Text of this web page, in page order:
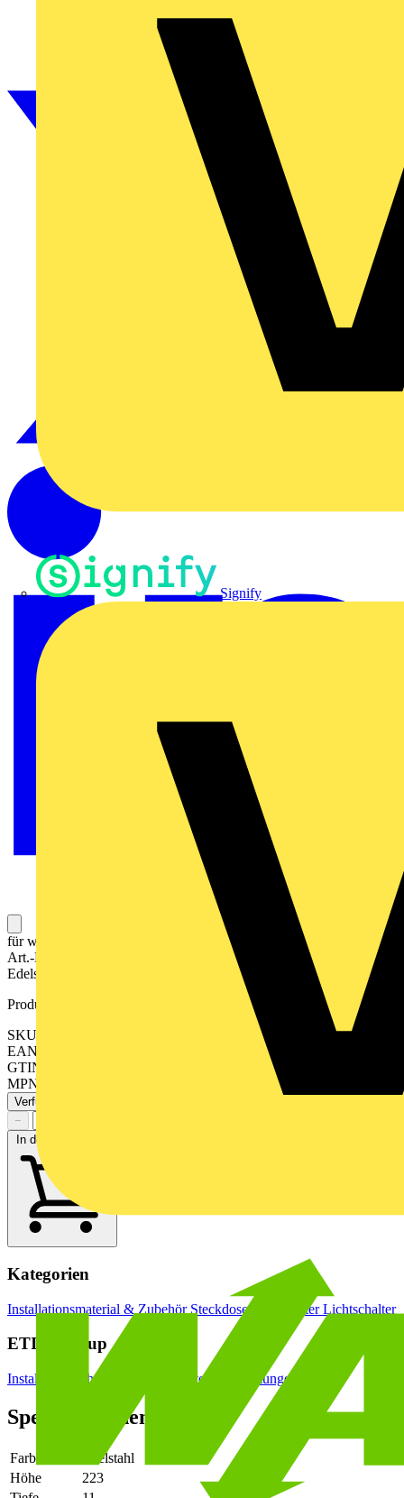
Signify
für waagerechte und senkrechte Kombination Mit Dichtungsflansch
Art.-Nr.: 551 WU ist der Schutzgrad IP44 gewährleistet. Material:
Edelstahl 1.4303 X4 CrNi 18-12 Maße (B x H): 81 x 223 mm
Produktkennzeichen
SKU: ES2983
EAN: 4011377749207
GTIN: 4011377749207
MPN: ES 2983
Verfügbar: 3 Händler
−
In den Warenkorb
Kategorien
Installationsmaterial & Zubehör Steckdosen & SchalterLichtschalter
ETIM Group
Installationsschalterprogramme/Steckvorrichtungen
Spezifikationen
Farbe
Edelstahl
Höhe
223